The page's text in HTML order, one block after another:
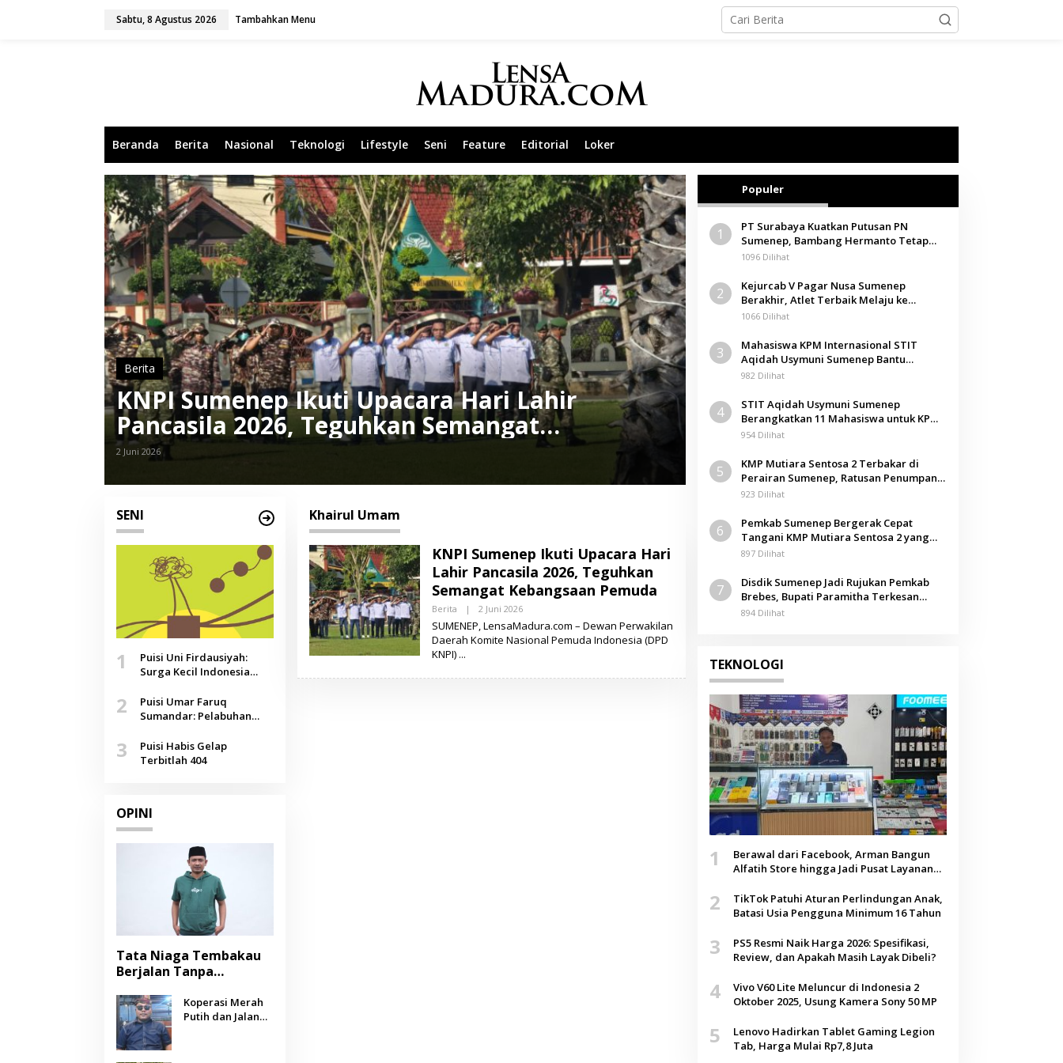
Sabtu, 8 Agustus 2026 Tambahkan Menu
Beranda Berita Nasional Teknologi Lifestyle Seni Feature Editorial Loker
Berita
KNPI Sumenep Ikuti Upacara Hari Lahir
Pancasila 2026, Teguhkan Semangat
Kebangsaan Pemuda
2 Juni 2026
SENI
1
Puisi Uni Firdausiyah:
Surga Kecil Indonesia
Doa yang Jauh, Narasi
Agustus
2
Puisi Umar Faruq
Sumandar: Pelabuhan
Selendang Benang Merah
Lombang
3
Puisi Habis Gelap
Terbitlah 404
OPINI
Tata Niaga Tembakau
Berjalan Tanpa
Negara Berpihak
kepada Petani?
Koperasi Merah
Putih dan Jalan
Khairul Umam
KNPI Sumenep Ikuti Upacara Hari
Lahir Pancasila 2026, Teguhkan
Semangat Kebangsaan Pemuda
Berita | 2 Juni 2026O
E
H
SUMENEP, LensaMadura.com – Dewan Perwakilan
Daerah Komite Nasional Pemuda Indonesia (DPD
KNPI)
Populer
1
PT Surabaya Kuatkan Putusan PN
Sumenep, Bambang Hermanto Tetap
Dinyatakan Pemilik Sah Tanah di
1096 Dilihat
2
Kejurcab V Pagar Nusa Sumenep
Berakhir, Atlet Terbaik Melaju ke
Kejurwil Jatim
1066 Dilihat
3
Mahasiswa KPM Internasional STIT
Aqidah Usymuni Sumenep Bantu
Pengurusan Jenazah WNI di Malaysia
982 Dilihat
4
STIT Aqidah Usymuni Sumenep
Berangkatkan 11 Mahasiswa untuk KPM
Internasional di Malaysia
954 Dilihat
5
KMP Mutiara Sentosa 2 Terbakar di
Perairan Sumenep, Ratusan Penumpang
Dievakuasi
923 Dilihat
6
Pemkab Sumenep Bergerak Cepat
Tangani KMP Mutiara Sentosa 2 yang
Terbakar
897 Dilihat
7
Disdik Sumenep Jadi Rujukan Pemkab
Brebes, Bupati Paramitha Terkesan
Pendidikan Berbasis Budaya
894 Dilihat
TEKNOLOGI
1
Berawal dari Facebook, Arman Bangun
Alfatih Store hingga Jadi Pusat Layanan
2
TikTok Patuhi Aturan Perlindungan Anak,
Batasi Usia Pengguna Minimum 16 Tahun
3
PS5 Resmi Naik Harga 2026: Spesifikasi,
Review, dan Apakah Masih Layak Dibeli?
4
Vivo V60 Lite Meluncur di Indonesia 2
Oktober 2025, Usung Kamera Sony 50 MP
5
Lenovo Hadirkan Tablet Gaming Legion
Tab, Harga Mulai Rp7,8 Juta